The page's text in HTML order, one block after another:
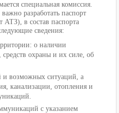
специальная комиссия.
разработать паспорт
в состав паспорта
сведения:
о наличии
охраны и их силе, об
и возможных ситуаций, а
канализации, отопления и
с указанием